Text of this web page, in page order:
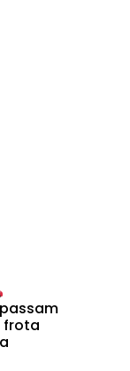
passam
frota